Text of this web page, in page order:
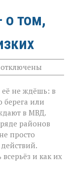
том,
к
легкомыслия»:
— о
том,
как
отключены
её не ждёшь: в
берега или
в МВД.
районов
просто
и как их